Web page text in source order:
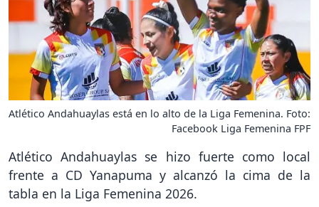
Atlético Andahuaylas está en lo alto de la Liga Femenina. Foto:
Facebook Liga Femenina FPF
Atlético Andahuaylas se hizo fuerte como local
frente a CD Yanapuma y alcanzó la cima de la
tabla en la Liga Femenina 2026.